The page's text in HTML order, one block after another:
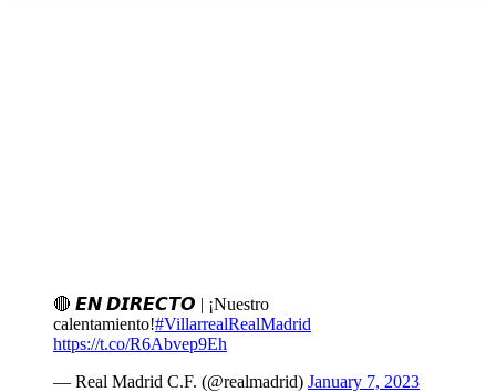
🔴 𝙀𝙉 𝘿𝙄𝙍𝙀𝘾𝙏𝙊 | ¡Nuestro
calentamiento!#VillarrealRealMadrid
https://t.co/R6Abvep9Eh
— Real Madrid C.F. (@realmadrid) January 7, 2023